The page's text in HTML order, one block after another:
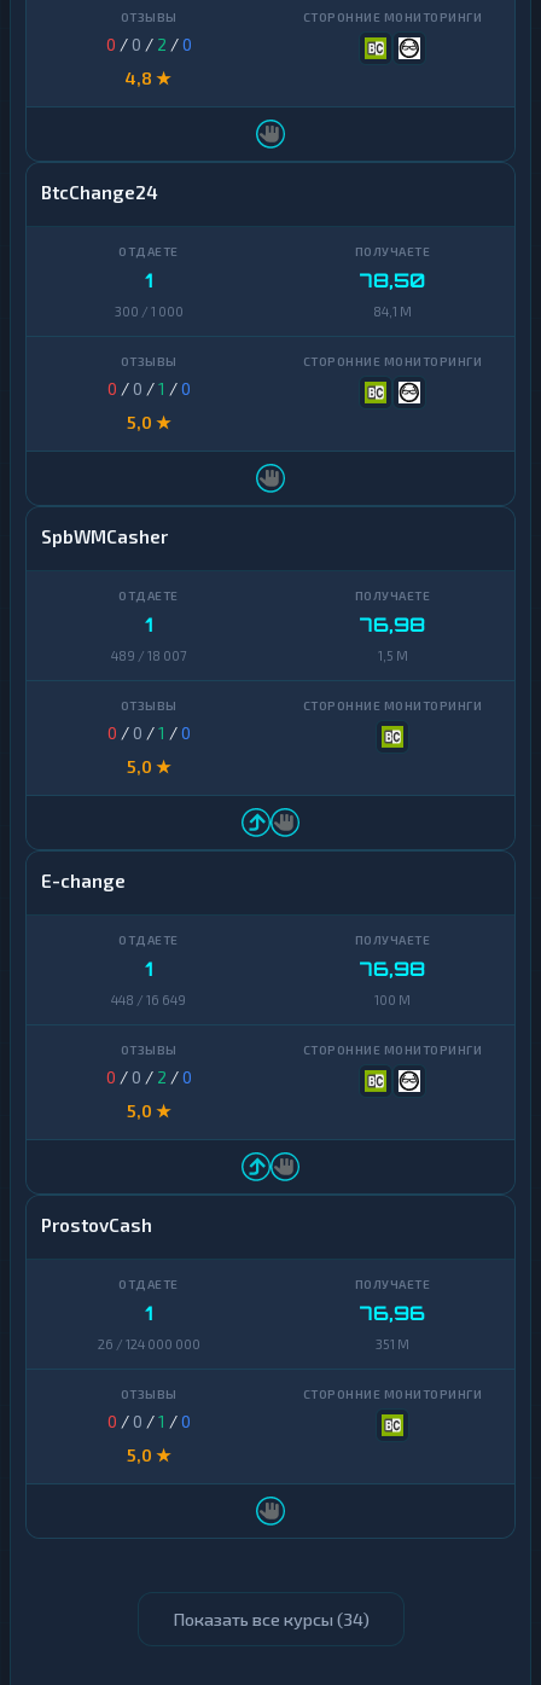
0 / 0 / 2 /0
4,8 ★
BtcChange24
1
300 / 1 000
78,50
84,1 M
0 / 0 /1 /0
5,0 ★
SpbWMCasher
1
489 / 18 007
76,98
1,5 M
0 / 0 /1 /0
5,0 ★
E-change
1
448 / 16 649
76,98
100 M
0 / 0 / 2 /0
5,0 ★
ProstovCash
1
26 / 124 000 000
76,96
351 M
0 / 0 /1 /0
5,0 ★
Показать все курсы (34)